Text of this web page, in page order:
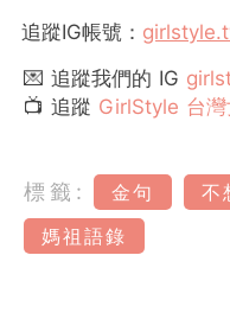
追蹤IG帳號：
💌 追蹤我們的 IG
📺 追蹤 GirlStyle 台
標籤: 金句 不
媽祖語錄